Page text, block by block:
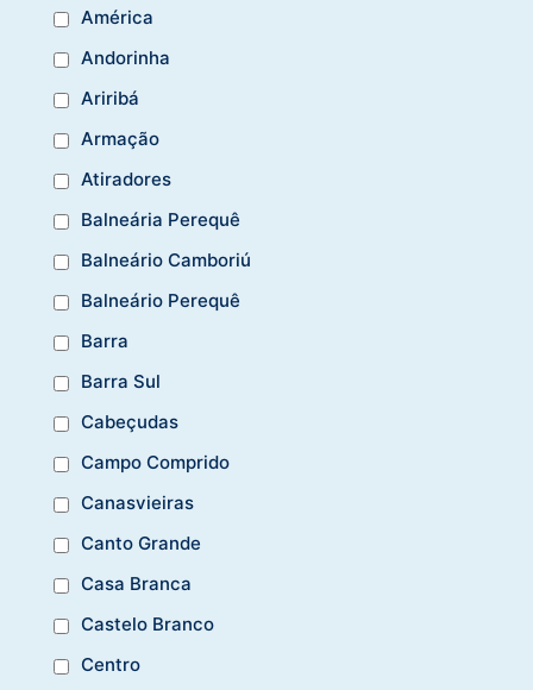
América
Andorinha
Ariribá
Armação
Atiradores
Balneária Perequê
Balneário Camboriú
Balneário Perequê
Barra
Barra Sul
Cabeçudas
Campo Comprido
Canasvieiras
Canto Grande
Casa Branca
Castelo Branco
Centro